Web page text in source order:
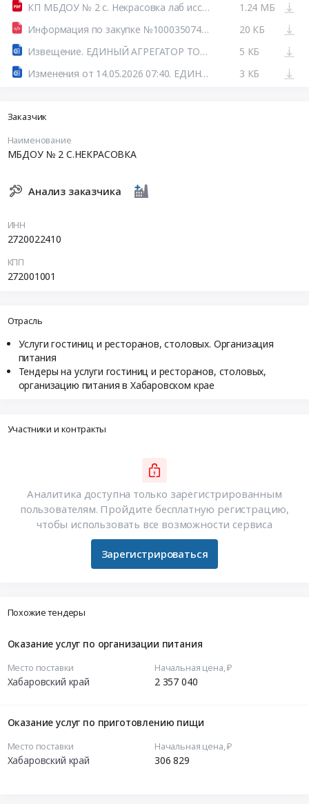
КП МБДОУ № 2 с. Некрасовка лаб исследования, гиг обучение.pdf
1.24 МБ
Информация по закупке №100035074126100014.html
20 КБ
Извещение. ЕДИНЫЙ АГРЕГАТОР ТОРГОВЛИ
5 КБ
Изменения от 14.05.2026 07:40. ЕДИНЫЙ АГРЕГАТОР ТОРГОВЛИ
3 КБ
Заказчик
Наименование
МБДОУ № 2 С.НЕКРАСОВКА
Анализ заказчика
ИНН
2720022410
КПП
272001001
Отрасль
Услуги гостиниц и ресторанов, столовых. Организация
питания
Тендеры на услуги гостиниц и ресторанов, столовых,
организацию питания в Хабаровском крае
Участники и контракты
Аналитика доступна только зарегистрированным
пользователям. Пройдите бесплатную регистрацию,
чтобы использовать все возможности сервиса
Зарегистрироваться
Похожие тендеры
Оказание услуг по организации питания
Место поставки
Хабаровский край
Начальная цена, ₽
2 357 040
Оказание услуг по приготовлению пищи
Место поставки
Хабаровский край
Начальная цена, ₽
306 829